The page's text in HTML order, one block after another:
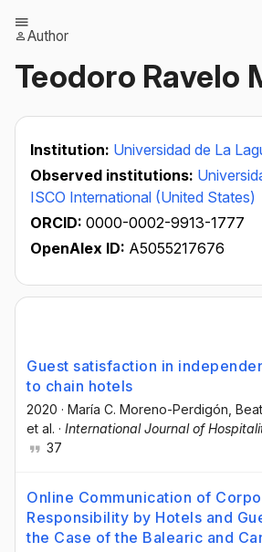
Author
Teodoro Ravelo
Institution: Universidad de La
Observed institutions:
ISCO International (United States)
ORCID: 0000-0002-9913-1777
OpenAlex ID: A5055217676
Guest satisfaction in
to chain hotels
2020 · María C. Moreno-Perdigón ,
et al. · International Journal of
37
Online Communication of
Responsibility by Hotels and
the Case of the Balearic and